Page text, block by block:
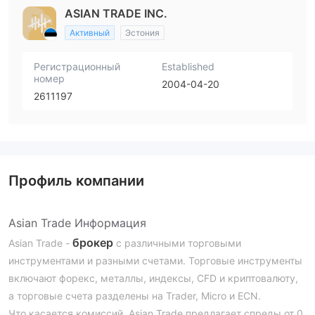
ASIAN TRADE INC.
Активный Эстония
Регистрационный
номер
2611197
Established
2004-04-20
Профиль компании
Asian Trade Информация
Asian Trade - брокер с различными торговыми
инструментами и разными счетами. Торговые инструменты
включают форекс, металлы, индексы, CFD и криптовалюту,
а торговые счета разделены на Trader, Micro и ECN.